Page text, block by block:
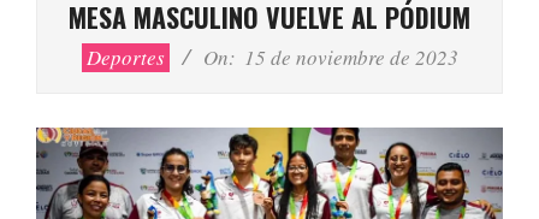
MESA MASCULINO VUELVE AL PÓDIUM
Deportes On: 15 de noviembre de 2023